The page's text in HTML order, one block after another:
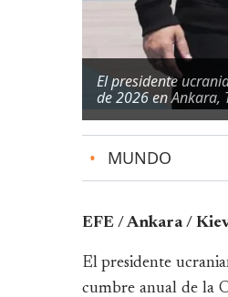
El presidente
de 2026 en Ankara,
• MUNDO
EFE / Ankara /
El presidente
cumbre anual de la